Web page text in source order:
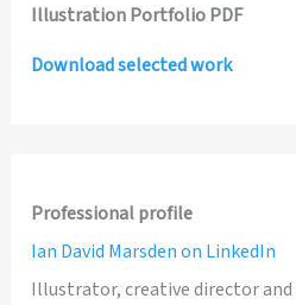
Illustration Portfolio PDF
Download selected work
Professional profile
Ian David Marsden on LinkedIn
Illustrator, creative director